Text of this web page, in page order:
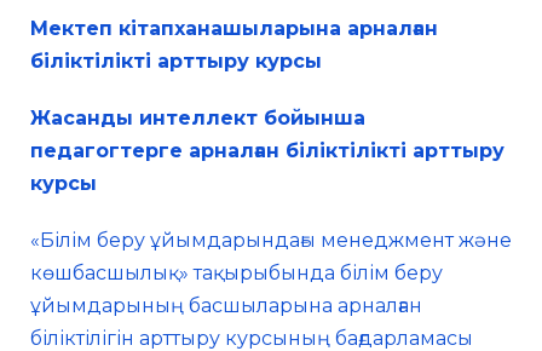
Мектеп кітапханашыларына арналған
біліктілікті арттыру курсы
Жасанды интеллект бойынша
педагогтерге арналған біліктілікті арттыру
курсы
«Білім беру ұйымдарындағы менеджмент және
көшбасшылық» тақырыбында білім беру
ұйымдарының басшыларына арналған
біліктілігін арттыру курсының бағдарламасы